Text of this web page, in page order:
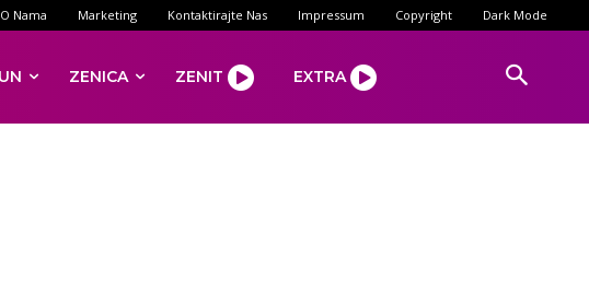
O Nama Marketing Kontaktirajte Nas Impressum Copyright Dark Mode
ZENICA ZENIT EXTRA